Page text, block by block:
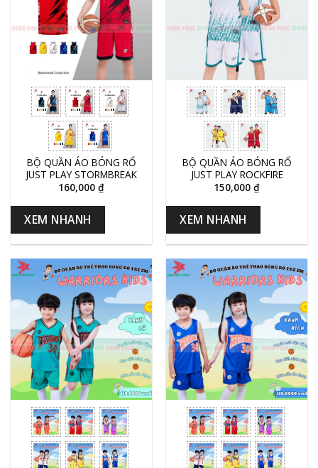
BỘ QUẦN ÁO BÓNG RỔ
JUST PLAY STORMBREAK
160,000 ₫
XEM NHANH
BỘ QUẦN ÁO BÓNG RỔ
JUST PLAY ROCKFIRE
150,000 ₫
XEM NHANH